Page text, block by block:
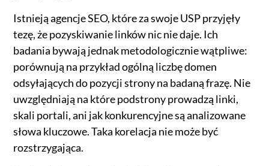
Istnieją agencje SEO, które za swoje USP przyjęły
tezę, że pozyskiwanie linków nic nie daje. Ich
badania bywają jednak metodologicznie wątpliwe:
porównują na przykład ogólną liczbę domen
odsyłających do pozycji strony na badaną frazę. Nie
uwzględniają na które podstrony prowadzą linki,
skali portali, ani jak konkurencyjne są analizowane
słowa kluczowe. Taka korelacja nie może być
rozstrzygająca.